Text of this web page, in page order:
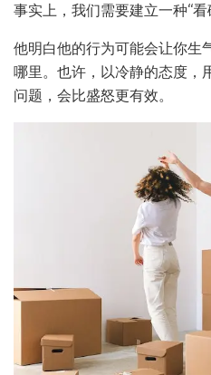
事实上，我们需要建立一种“看
他明白他的行为可能会让你生
哪里。也许，以冷静的态度，
问题，会比盛怒更有效。